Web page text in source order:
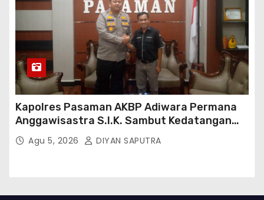
Kapolres Pasaman AKBP Adiwara Permana
Anggawisastra S.I.K. Sambut Kedatangan
Kepala Cakrawala Tv Sumatera Barat
Agu 5, 2026 DIYAN SAPUTRA